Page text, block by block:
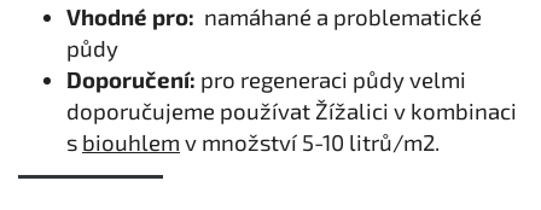
Vhodné pro: namáhané a problematické
půdy
Doporučení: pro regeneraci půdy velmi
doporučujeme používat Žížalici v kombinaci
s biouhlem v množství 5-10 litrů/m2.